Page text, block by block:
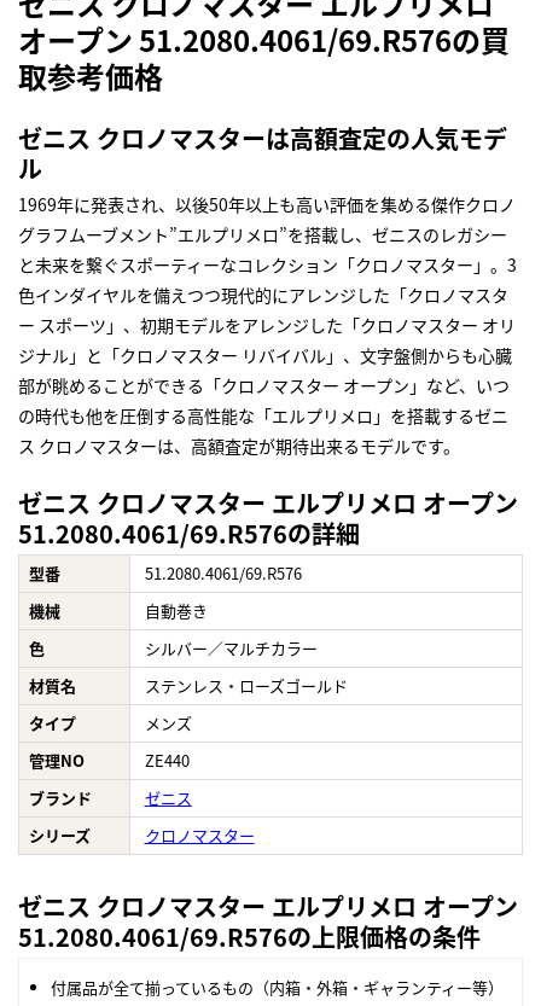
オープン 51.2080.4061/69.R576の買
取参考価格
ゼニス クロノマスターは高額査定の人気モデ
ル
1969年に発表され、以後50年以上も高い評価を集める傑作クロノ
グラフムーブメント”エルプリメロ”を搭載し、ゼニスのレガシー
と未来を繋ぐスポーティーなコレクション「クロノマスター」。3
色インダイヤルを備えつつ現代的にアレンジした「クロノマスタ
ー スポーツ」、初期モデルをアレンジした「クロノマスター オリ
ジナル」と「クロノマスター リバイバル」、文字盤側からも心臓
部が眺めることができる「クロノマスター オープン」など、いつ
の時代も他を圧倒する高性能な「エルプリメロ」を搭載するゼニ
ス クロノマスターは、高額査定が期待出来るモデルです。
ゼニス クロノマスター エルプリメロ オープン
51.2080.4061/69.R576の詳細
型番
51.2080.4061/69.R576
機械
自動巻き
色
シルバー／マルチカラー
材質名
ステンレス・ローズゴールド
タイプ
メンズ
管理NO
ZE440
ブランド
ゼニス
シリーズ
クロノマスター
ゼニス クロノマスター エルプリメロ オープン
51.2080.4061/69.R576の上限価格の条件
付属品が全て揃っているもの（内箱・外箱・ギャランティー等）